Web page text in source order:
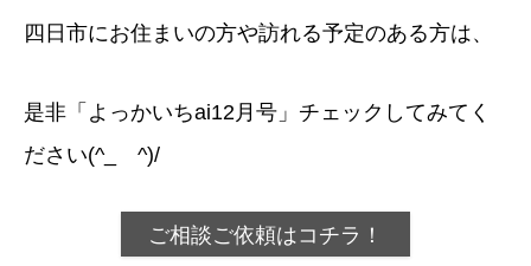
四日市にお住まいの方や訪れる予定のある方は、
是非「よっかいちai12月号」チェックしてみてく
ださい(^_ゝ^)/
ご相談ご依頼はコチラ！